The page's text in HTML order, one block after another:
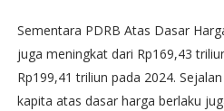
Sementara PDRB Atas Dasar
juga meningkat dari Rp169,43
Rp199,41 triliun pada 2024.
kapita atas dasar harga berlaku